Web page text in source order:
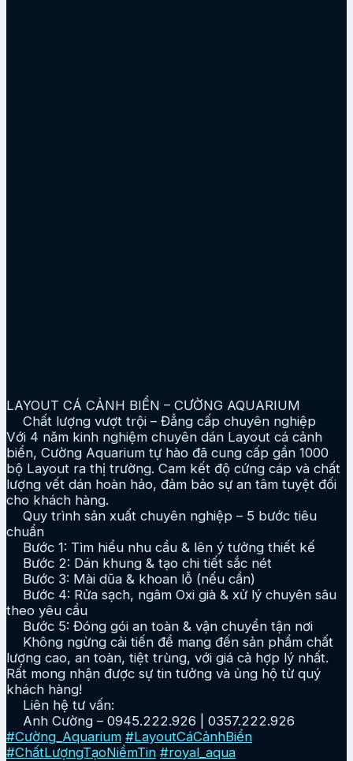
LAYOUT CÁ CẢNH BIỂN – CƯỜNG AQUARIUM
Chất lượng vượt trội – Đẳng cấp chuyên nghiệp
Với 4 năm kinh nghiệm chuyên dán Layout cá cảnh
biển, Cường Aquarium tự hào đã cung cấp gần 1000
bộ Layout ra thị trường. Cam kết độ cứng cáp và chất
lượng vết dán hoàn hảo, đảm bảo sự an tâm tuyệt đối
cho khách hàng.
Quy trình sản xuất chuyên nghiệp – 5 bước tiêu
chuẩn
Bước 1: Tìm hiểu nhu cầu & lên ý tưởng thiết kế
Bước 2: Dán khung & tạo chi tiết sắc nét
Bước 3: Mài dũa & khoan lỗ (nếu cần)
Bước 4: Rửa sạch, ngâm Oxi già & xử lý chuyên sâu
theo yêu cầu
Bước 5: Đóng gói an toàn & vận chuyển tận nơi
Không ngừng cải tiến để mang đến sản phẩm chất
lượng cao, an toàn, tiệt trùng, với giá cả hợp lý nhất.
Rất mong nhận được sự tin tưởng và ủng hộ từ quý
khách hàng!
Liên hệ tư vấn:
Anh Cường – 0945.222.926 | 0357.222.926
#Cường_Aquarium #LayoutCáCảnhBiển
#ChấtLượngTạoNiềmTin #royal_aqua